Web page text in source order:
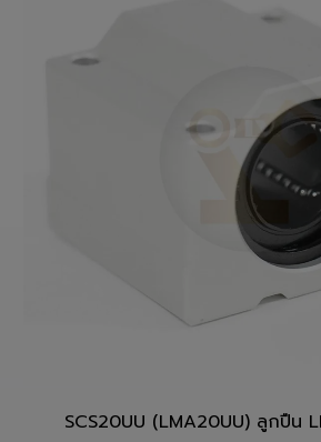
SCS20UU (LMA20UU) ลูกปืน